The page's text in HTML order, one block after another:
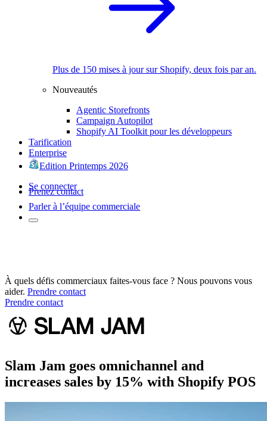
Plus de 150 mises à jour sur Shopify, deux fois par an.
Nouveautés
Agentic Storefronts
Campaign Autopilot
Shopify AI Toolkit pour les développeurs
Tarification
Enterprise
Edition Printemps 2026
Se connecter
Prenez contact
Parler à l’équipe commerciale
À quels défis commerciaux faites-vous face ? Nous pouvons vous
aider. Prendre contact
Prendre contact
Slam Jam goes omnichannel and
increases sales by 15% with Shopify POS